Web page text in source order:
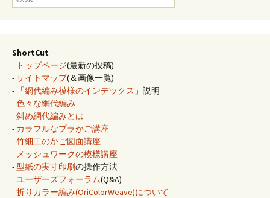
索:
ShortCut
- トップページ(最新の投稿)
-サイトマップ(＆画像一覧)
- 「網代編み模様のインデックス 」説明
-色々な網代編み
-斜め網代編みとは
- カラフルなプラかご講座
-竹細工のかご図面講座
- メッシュワークの模様講座
-型紙の実寸印刷の操作方法
- ユーザーズフォーラム(Q&A)
-折りカラー編み(OriColorWeave)について